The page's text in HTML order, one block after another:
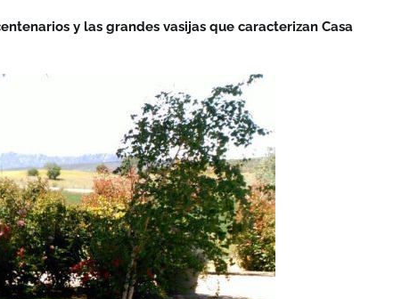
y las grandes vasijas que caracterizan Casa